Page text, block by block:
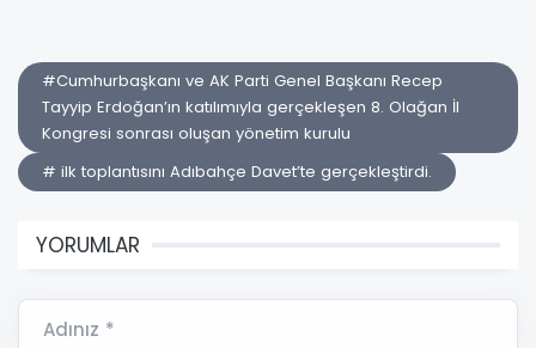
#Cumhurbaşkanı ve AK Parti Genel Başkanı Recep
Tayyip Erdoğan’ın katılımıyla gerçekleşen 8. Olağan İl
Kongresi sonrası oluşan yönetim kurulu
# ilk toplantısını Adıbahçe Davet’te gerçekleştirdi.
YORUMLAR
Adınız *